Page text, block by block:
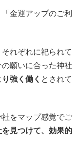
金運アップのご利
れぞれに祀られて
願いに合った神社
強く働く とされて
をマップ感覚でご
見つけて、効果的